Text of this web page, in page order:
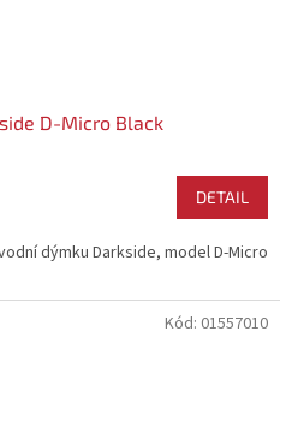
D-Micro Black
DETAIL
dýmku Darkside, model D-Micro
Kód: 01557010